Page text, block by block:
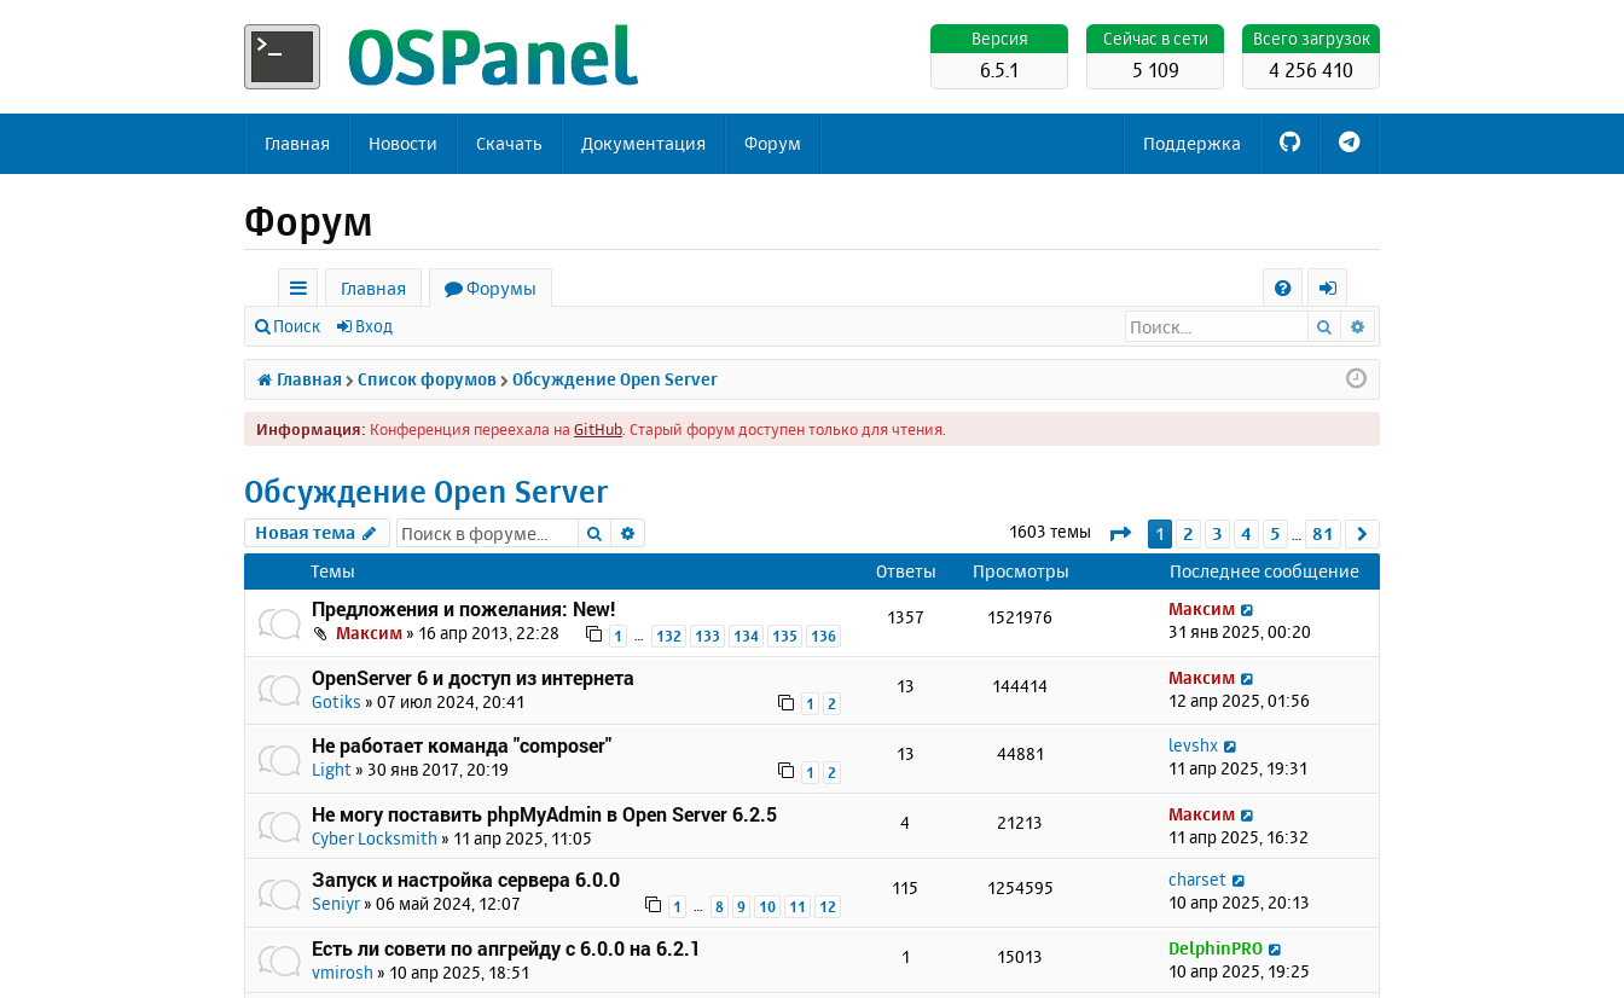
Всего загрузок
4 256 410
Cейчас в сети
5 109
Версия
6.5.1
Главная Новости Скачать Документация Форум Поддержка
Форум
с
ы
л
к
Главная
Форумы
Q
х
о
д
Поиск Вход Поиск
Главная Список форумов Обсуждение Open Server
Информация: Конференция переехала на GitHub . Старый форум доступен только для чтения.
Обсуждение Open Server
Новая тема Поиск 1603 темы Страница1 из 81
1 2 3 4 5 81
Темы
Ответы Просмотры Последнее сообщение
Предложения и пожелания: New!
Максим» 16 апр 2013, 22:28 1 132 133 134 135 136
1357 1521976
Максим
31 янв 2025, 00:20
OpenServer 6 и доступ из интернета
Gotiks » 07 июл 2024, 20:41 1 2
13 144414
Максим
12 апр 2025, 01:56
Не работает команда "composer"
Light » 30 янв 2017, 20:19 1 2
13 44881
levshx
11 апр 2025, 19:31
Не могу поставить phpMyAdmin в Open Server 6.2.5
Cyber Locksmith » 11 апр 2025, 11:05
4 21213
Максим
11 апр 2025, 16:32
Запуск и настройка сервера 6.0.0
Seniyr » 06 май 2024, 12:07 1 8 9 10 11 12
115 1254595
charset
10 апр 2025, 20:13
Есть ли совети по апгрейду с 6.0.0 на 6.2.1
vmirosh » 10 апр 2025, 18:51
1 15013
DelphinPRO
10 апр 2025, 19:25